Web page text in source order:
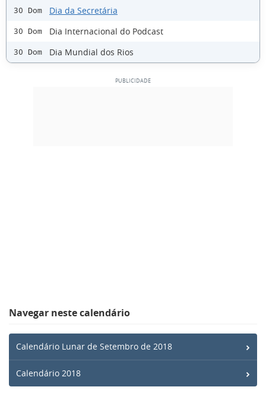
30 Dom Dia da Secretária
30 Dom Dia Internacional do Podcast
30 Dom Dia Mundial dos Rios
Navegar neste calendário
Calendário Lunar de Setembro de 2018
Calendário 2018